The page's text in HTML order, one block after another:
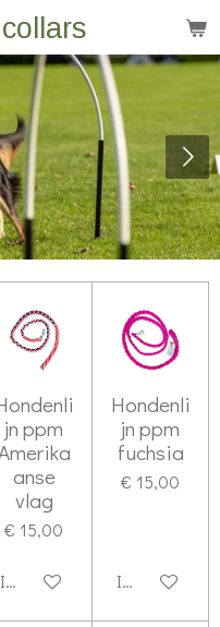
jn ppm
anse
vlag
€ 15,00
In winkelwagen
Hondenli
jn ppm
fuchsia
€ 15,00
In